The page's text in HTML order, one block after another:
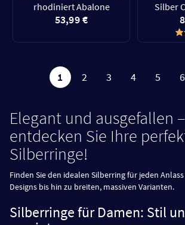
rhodiniert Abalone
53,99 €
Silber
1 2 3 4 5 6
Elegant und ausgefallen –
entdecken Sie Ihre
Silberringe!
Finden Sie den idealen Silberring für jeden
Designs bis hin zu breiten, massiven Varianten.
Silberringe für Damen: Stil